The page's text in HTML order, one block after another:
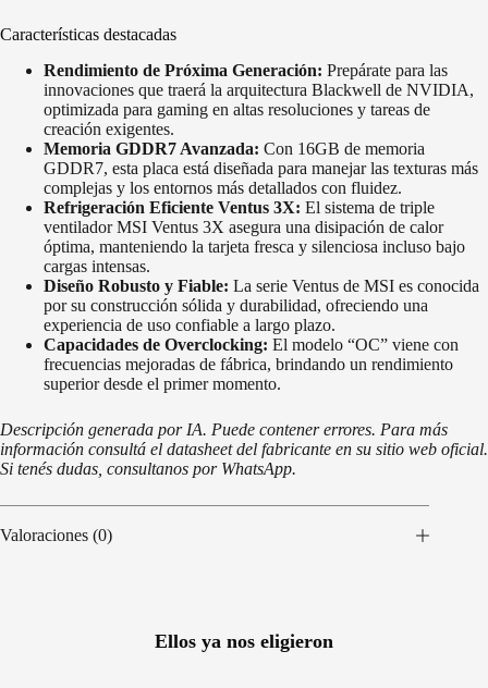
Características destacadas
Rendimiento de Próxima Generación: Prepárate para las
innovaciones que traerá la arquitectura Blackwell de NVIDIA,
optimizada para gaming en altas resoluciones y tareas de
creación exigentes.
Memoria GDDR7 Avanzada: Con 16GB de memoria
GDDR7, esta placa está diseñada para manejar las texturas más
complejas y los entornos más detallados con fluidez.
Refrigeración Eficiente Ventus 3X: El sistema de triple
ventilador MSI Ventus 3X asegura una disipación de calor
óptima, manteniendo la tarjeta fresca y silenciosa incluso bajo
cargas intensas.
Diseño Robusto y Fiable: La serie Ventus de MSI es conocida
por su construcción sólida y durabilidad, ofreciendo una
experiencia de uso confiable a largo plazo.
Capacidades de Overclocking: El modelo “OC” viene con
frecuencias mejoradas de fábrica, brindando un rendimiento
superior desde el primer momento.
Descripción generada por IA. Puede contener errores. Para más
información consultá el datasheet del fabricante en su sitio web oficial.
Si tenés dudas, consultanos por WhatsApp.
Valoraciones (0)
Ellos ya nos eligieron